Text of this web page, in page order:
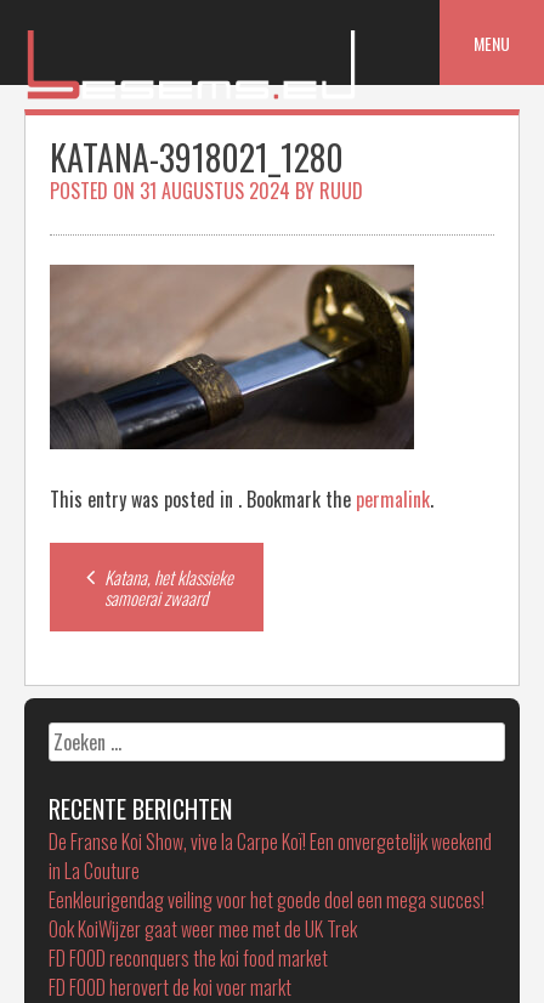
MENU
KATANA-3918021_1280
POSTED ON 31 AUGUSTUS 2024 BY RUUD
This entry was posted in . Bookmark the permalink.
Post
navigation
Katana, het klassieke
samoerai zwaard
Zoeken
naar:
RECENTE BERICHTEN
De Franse Koi Show, vive la Carpe Koï! Een onvergetelijk weekend
in La Couture
Eenkleurigendag veiling voor het goede doel een mega succes!
Ook KoiWijzer gaat weer mee met de UK Trek
FD FOOD reconquers the koi food market
FD FOOD herovert de koi voer markt